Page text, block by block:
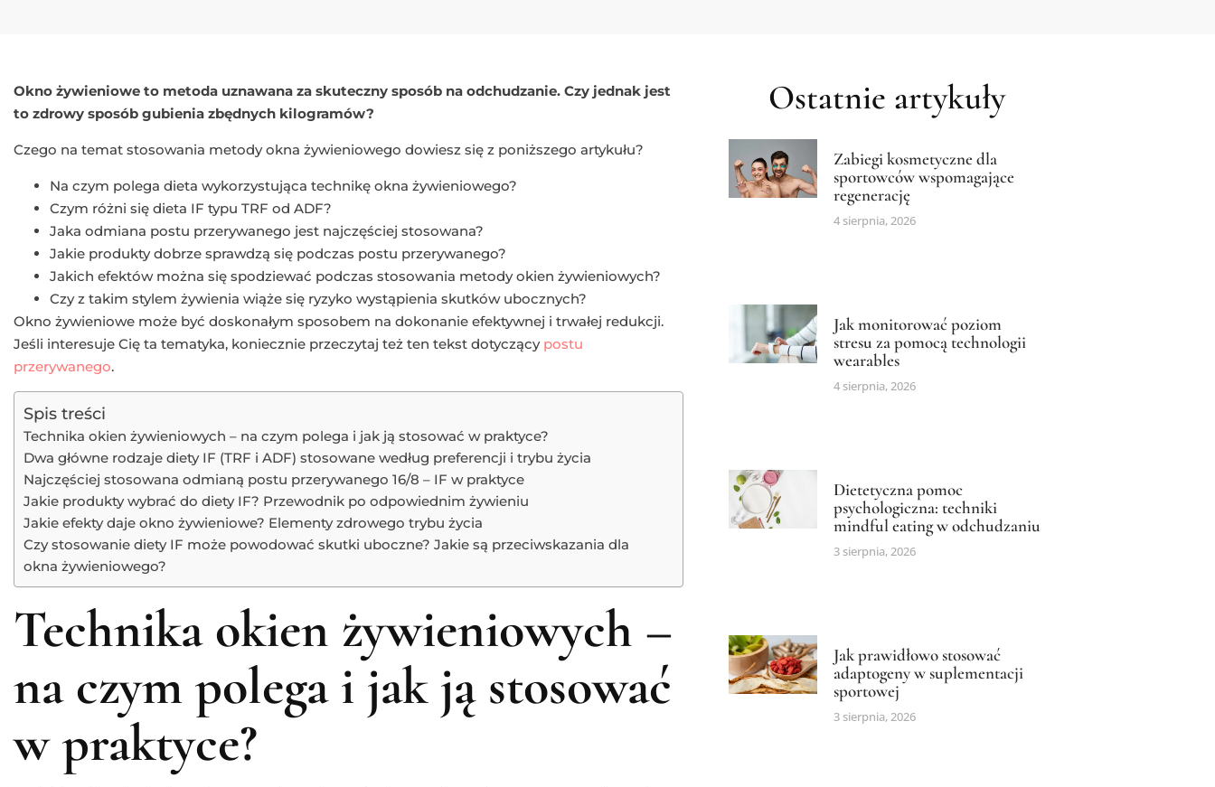
Okno żywieniowe to metoda uznawana za skuteczny sposób na odchudzanie. Czy jednak jest
to zdrowy sposób gubienia zbędnych kilogramów?
Czego na temat stosowania metody okna żywieniowego dowiesz się z poniższego artykułu?
Na czym polega dieta wykorzystująca technikę okna żywieniowego?
Czym różni się dieta IF typu TRF od ADF?
Jaka odmiana postu przerywanego jest najczęściej stosowana?
Jakie produkty dobrze sprawdzą się podczas postu przerywanego?
Jakich efektów można się spodziewać podczas stosowania metody okien żywieniowych?
Czy z takim stylem żywienia wiąże się ryzyko wystąpienia skutków ubocznych?
Okno żywieniowe może być doskonałym sposobem na dokonanie efektywnej i trwałej redukcji.
Jeśli interesuje Cię ta tematyka, koniecznie przeczytaj też ten tekst dotyczącypostu
przerywanego.
Spis treści
Technika okien żywieniowych – na czym polega i jak ją stosować w praktyce?
Dwa główne rodzaje diety IF (TRF i ADF) stosowane według preferencji i trybu życia
Najczęściej stosowana odmianą postu przerywanego 16/8 – IF w praktyce
Jakie produkty wybrać do diety IF? Przewodnik po odpowiednim żywieniu
Jakie efekty daje okno żywieniowe? Elementy zdrowego trybu życia
Czy stosowanie diety IF może powodować skutki uboczne? Jakie są przeciwskazania dla
okna żywieniowego?
Technika okien żywieniowych –
na czym polega i jak ją stosować
w praktyce?
Ostatnie artykuły
Zabiegi kosmetyczne dla
sportowców wspomagające
regenerację
4 sierpnia, 2026
Jak monitorować poziom
stresu za pomocą technologii
wearables
4 sierpnia, 2026
Dietetyczna pomoc
psychologiczna: techniki
mindful eating w odchudzaniu
3 sierpnia, 2026
Jak prawidłowo stosować
adaptogeny w suplementacji
sportowej
3 sierpnia, 2026